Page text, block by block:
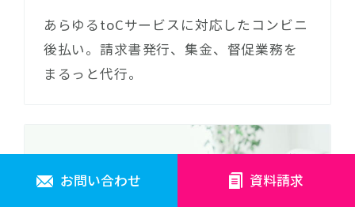
あらゆるtoCサービスに対応したコンビニ
後払い。請求書発行、集金、督促業務を
まるっと代行。
お問い合わせ 資料請求